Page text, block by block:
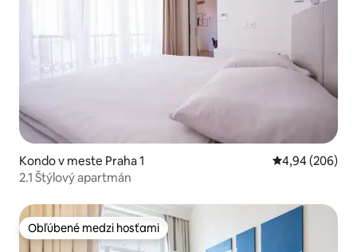
Kondo v meste Praha 1 Priemerné
4,94 (206)
2.1 Štýlový apartmán
Obľúbené medzi hosťami
Obľúbené medzi hosťami